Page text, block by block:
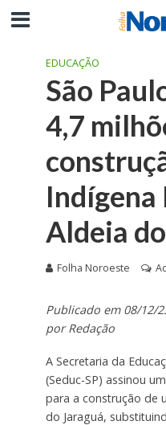
EDUCAÇÃO
São
4,7
Indígena
Aldeia
Folha Noroeste
Publicado em 08/12/
por Redação
A Secretaria da
(Seduc-SP) assinou
para a construção de
do Jaraguá,